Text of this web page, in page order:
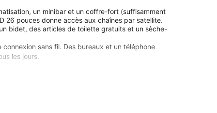
un minibar et un coffre-fort (suffisamment
26 pouces donne accès aux chaînes par satellite.
bidet, des articles de toilette gratuits et un sèche-
sans fil. Des bureaux et un téléphone
les jours.
à remous se trouvent également sur place. Les
sur place ou à proximité. Ces activités